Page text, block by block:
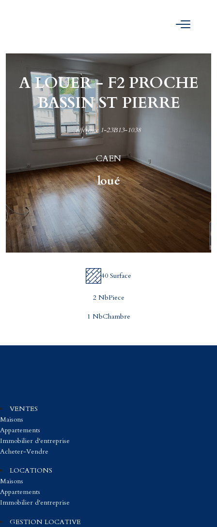
A LOUER - F2 PROCHE
BASSIN ST PIERRE
référence 1-23B13-1038
CAEN
loué
40 Surface
2 NbPiece
1 NbChambre
VENTES
Maisons
Appartements
Immobilier d'entreprise
Acheter-Vendre
LOCATIONS
Maisons
Appartements
Immobilier d'entreprise
GESTION LOCATIVE